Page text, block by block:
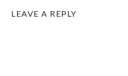
LEAVE A REPLY